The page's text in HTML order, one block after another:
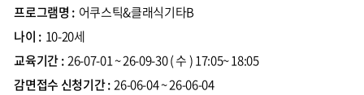
어쿠스틱&클래식기타B
10-20세
26-07-01 ~ 26-09-30( 수 )17:05~ 18:05
26-06-04 ~ 26-06-04